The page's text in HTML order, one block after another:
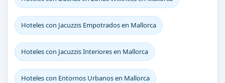
Hoteles con Jacuzzis Empotrados en Mallorca
Hoteles con Jacuzzis Interiores en Mallorca
Hoteles con Entornos Urbanos en Mallorca